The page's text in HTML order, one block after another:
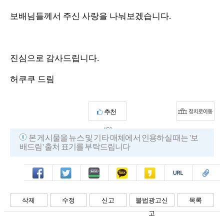
보배님들께서 주신 사랑을 나눠보겠습니다.
진심으로 감사드립니다.
허쿠쿠 드림
추천
453
본 게시물을 뉴스 및 기타 매체에서 인용하실 때는 '보
배드림' 출처 표기를 부탁드립니다
페북 트윗 밴드 카톡 카스 복사 스크랩
삭제 수정 신고
불법광고신
고
목록